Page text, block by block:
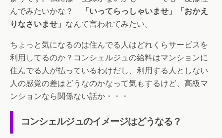
んでみたいかな？
「いってらっしゃいませ」「おかえ
りなさいませ」 なんて言われてみたい。
ちょっと気になるのは住んでる人はどれくらサービスを
利用してるのか？コンシェルジュの給料はマンションに
住んでる人が払っているわけだし、利用する人としない
人の感覚の差はどうなのかなって気もするけど、高級マ
ンションなら関係ない話か・・・
コンシェルジュのイメージはどうなる？